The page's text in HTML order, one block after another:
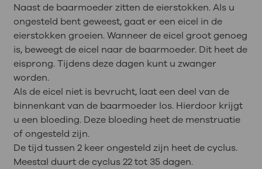
Naast de baarmoeder zitten de eierstokken. Als u
ongesteld bent geweest, gaat er een eicel in de
eierstokken groeien. Wanneer de eicel groot genoeg
is, beweegt de eicel naar de baarmoeder. Dit heet de
eisprong. Tijdens deze dagen kunt u zwanger
worden.
Als de eicel niet is bevrucht, laat een deel van de
binnenkant van de baarmoeder los. Hierdoor krijgt
u een bloeding. Deze bloeding heet de menstruatie
of ongesteld zijn.
De tijd tussen 2 keer ongesteld zijn heet de cyclus.
Meestal duurt de cyclus 22 tot 35 dagen.